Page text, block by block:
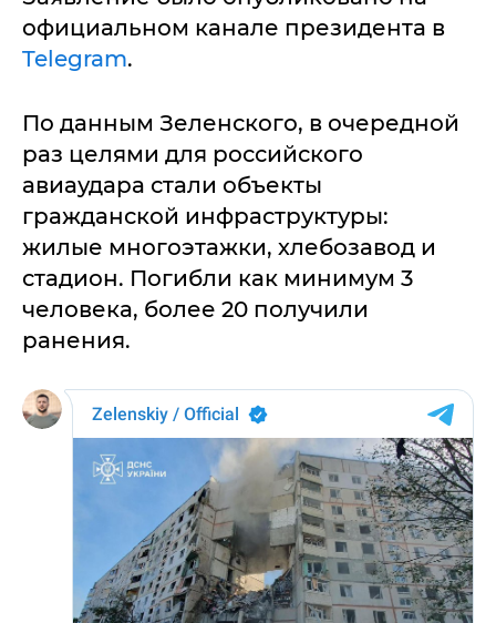
официальном канале президента в
Telegram.
По данным Зеленского, в очередной
раз целями для российского
авиаудара стали объекты
гражданской инфраструктуры:
жилые многоэтажки, хлебозавод и
стадион. Погибли как минимум 3
человека, более 20 получили
ранения.